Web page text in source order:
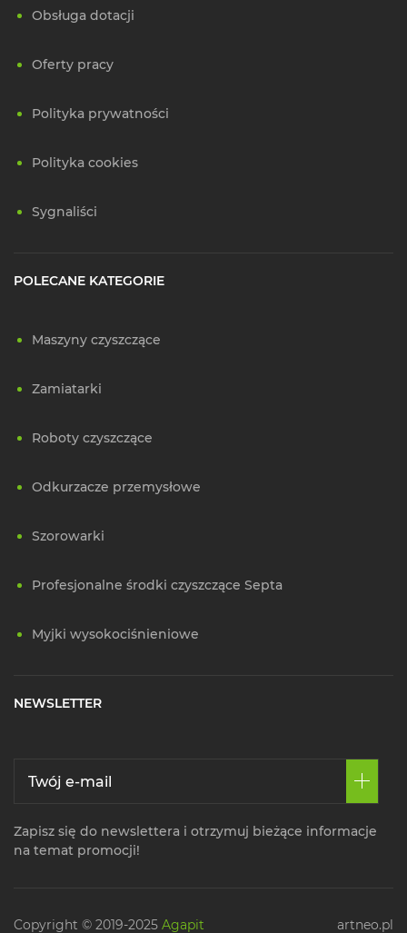
Obsługa dotacji
Oferty pracy
Polityka prywatności
Polityka cookies
Sygnaliści
POLECANE KATEGORIE
Maszyny czyszczące
Zamiatarki
Roboty czyszczące
Odkurzacze przemysłowe
Szorowarki
Profesjonalne środki czyszczące Septa
Myjki wysokociśnieniowe
NEWSLETTER
Zapisz się do newslettera i otrzymuj bieżące informacje
na temat promocji!
Copyright © 2019-2025 Agapit artneo.pl